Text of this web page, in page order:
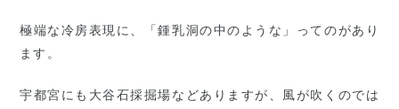
極端な冷房表現に、「鍾乳洞の中のような」ってのがあり
ます。
宇都宮にも大谷石採掘場などありますが、風が吹くのでは